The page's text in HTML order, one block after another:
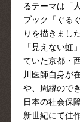
るテーマは「
ブック「ぐる
りを描きまし
「見えない虹
ていた京都・
川医師自身が
や、周縁ので
日本の社会保
新世紀にて佳